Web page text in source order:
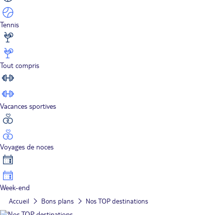
Tennis
Tout compris
Vacances sportives
Voyages de noces
Week-end
Accueil Bons plans Nos TOP destinations